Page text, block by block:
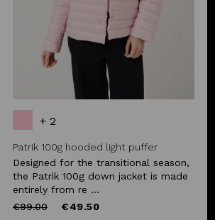
+ 2
Patrik 100g hooded light puffer
Designed for the transitional season,
the Patrik 100g down jacket is made
entirely from re ...
Price
€99.00to €49.50